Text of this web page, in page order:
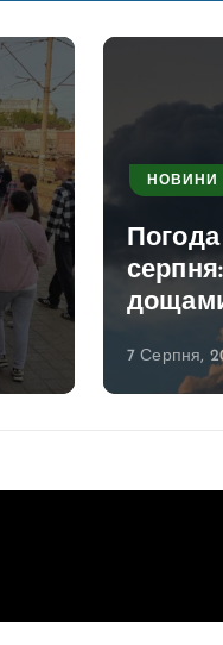
НОВИНИ
Погода
7 Серпня,